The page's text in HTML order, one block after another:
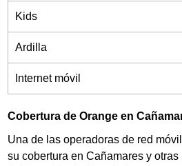
Kids
Ardilla
Internet móvil
Cobertura de Orange en
Una de las operadoras de red
su cobertura en Cañamares y